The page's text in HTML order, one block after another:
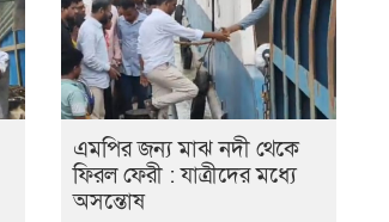
এমপির জন্য মাঝ নদী থেকে
ফিরল ফেরী : যাত্রীদের মধ্যে
অসন্তোষ